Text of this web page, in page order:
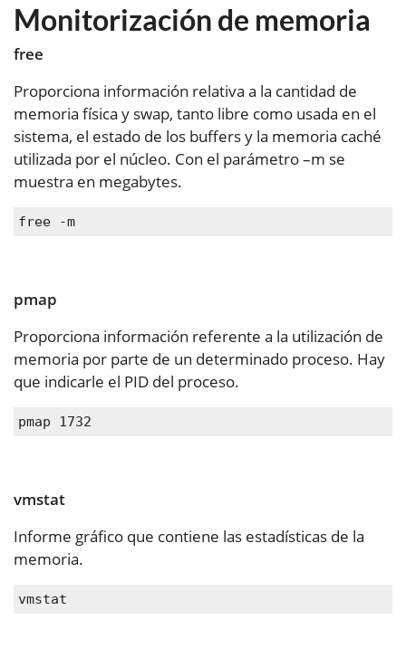
Monitorización de memoria
free
Proporciona información relativa a la cantidad de
memoria física y swap, tanto libre como usada en el
sistema, el estado de los buffers y la memoria caché
utilizada por el núcleo. Con el parámetro –m se
muestra en megabytes.
free -m
pmap
Proporciona información referente a la utilización de
memoria por parte de un determinado proceso. Hay
que indicarle el PID del proceso.
pmap 1732
vmstat
Informe gráfico que contiene las estadísticas de la
memoria.
vmstat